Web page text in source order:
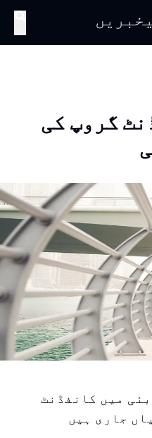
گروپ کی
میں کانفڈنٹ
جاری ہیں